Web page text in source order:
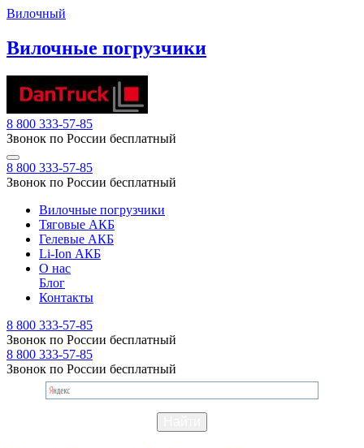
Вилочный
Вилочные погрузчики
8 800 333-57-85
Звонок по России бесплатный
8 800 333-57-85
Звонок по России бесплатный
Вилочные погрузчики
Тяговые АКБ
Гелевые АКБ
Li-Ion АКБ
О нас
Блог
Контакты
8 800 333-57-85
Звонок по России бесплатный
8 800 333-57-85
Звонок по России бесплатный